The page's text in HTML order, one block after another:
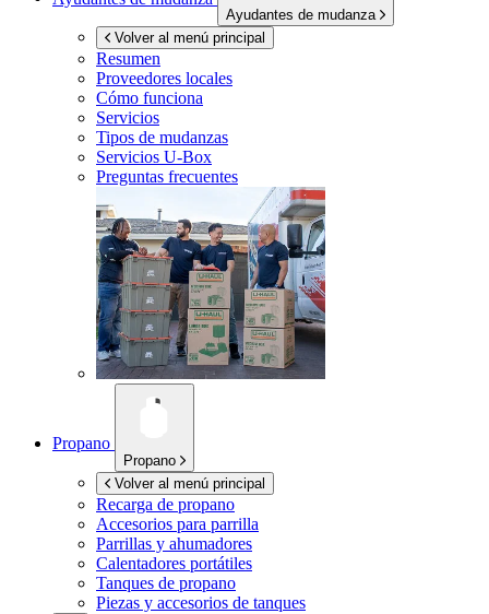
Ayudantes de mudanza
Volver al menú principal
Resumen
Proveedores locales
Cómo funciona
Servicios
Tipos de mudanzas
Servicios U-Box
Preguntas frecuentes
Propano
Propano
Volver al menú principal
Recarga de propano
Accesorios para parrilla
Parrillas y ahumadores
Calentadores portátiles
Tanques de propano
Piezas y accesorios de tanques